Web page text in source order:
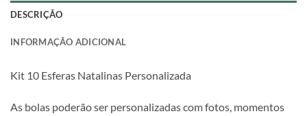
DESCRIÇÃO
INFORMAÇÃO ADICIONAL
Kit 10 Esferas Natalinas Personalizada
As bolas poderão ser personalizadas com fotos, momentos